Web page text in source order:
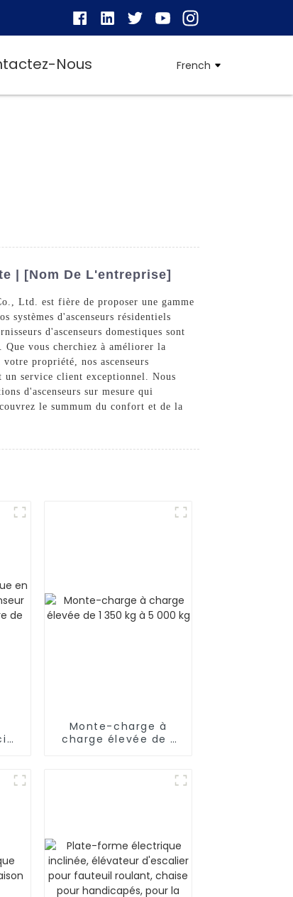
Nous French
| [Nom De L'entreprise]
Ltd. est fière de proposer une gamme
systèmes d'ascenseurs résidentiels
d'ascenseurs domestiques sont
vous cherchiez à améliorer la
propriété, nos ascenseurs
un service client exceptionnel. Nous
d'ascenseurs sur mesure qui
le summum du confort et de la
Monte-charge à
charge élevée de 1